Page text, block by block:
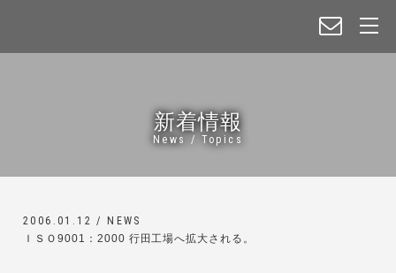
新着情報
News / Topics
2006.01.12 /
NEWS
ＩＳＯ9001：2000 行田工場へ拡大される。